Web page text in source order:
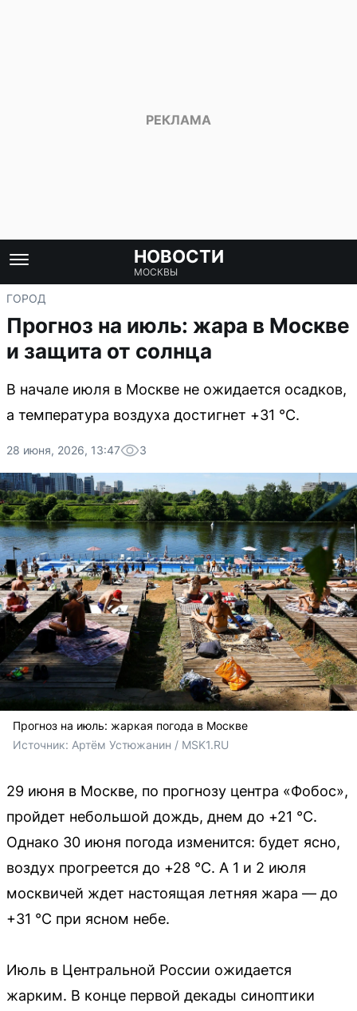
НОВОСТИ
МОСКВЫ
ГОРОД
Прогноз на июль: жара в Москве
и защита от солнца
В начале июля в Москве не ожидается осадков,
а температура воздуха достигнет +31 °С.
28 июня, 2026, 13:47 3
Прогноз на июль: жаркая погода в Москве
Источник: Артём Устюжанин / MSK1.RU
29 июня в Москве, по прогнозу центра «Фобос»,
пройдет небольшой дождь, днем до +21 °С.
Однако 30 июня погода изменится: будет ясно,
воздух прогреется до +28 °С. А 1 и 2 июля
москвичей ждет настоящая летняя жара — до
+31 °С при ясном небе.
Июль в Центральной России ожидается
жарким. В конце первой декады синоптики